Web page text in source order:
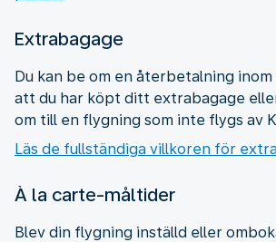
Extrabagage
Du kan be om en återbetalning
att du har köpt ditt extrabagage
om till en flygning som inte flygs av
Läs de fullständiga villkoren för
À la carte-måltider
Blev din flygning inställd eller